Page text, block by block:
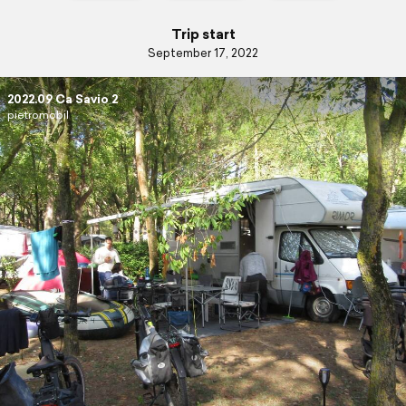
Trip start
September 17, 2022
2022.09 Ca Savio 2
pietromobil